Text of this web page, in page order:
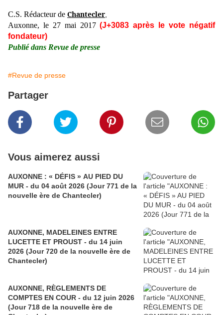
C.S. Rédacteur de Chantecler
Auxonne, le 27 mai 2017 (J+3083 après le vote négatif
fondateur)
Publié dans Revue de presse
#Revue de presse
Partager
Vous aimerez aussi
AUXONNE : « DÉFIS » AU PIED DU
MUR - du 04 août 2026 (Jour 771 de la
nouvelle ère de Chantecler)
AUXONNE, MADELEINES ENTRE
LUCETTE ET PROUST - du 14 juin
2026 (Jour 720 de la nouvelle ère de
Chantecler)
AUXONNE, RÈGLEMENTS DE
COMPTES EN COUR - du 12 juin 2026
(Jour 718 de la nouvelle ère de